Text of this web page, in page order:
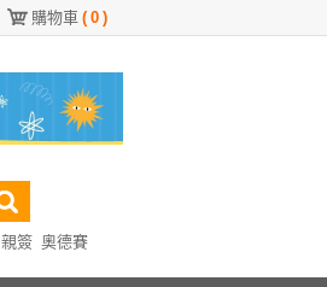
購物車 ( 0 )
親簽 奧德賽